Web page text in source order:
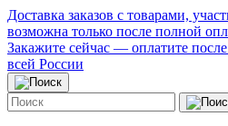
Доставка заказов с товарами,
возможна только после полной
Закажите сейчас — оплатите
всей России